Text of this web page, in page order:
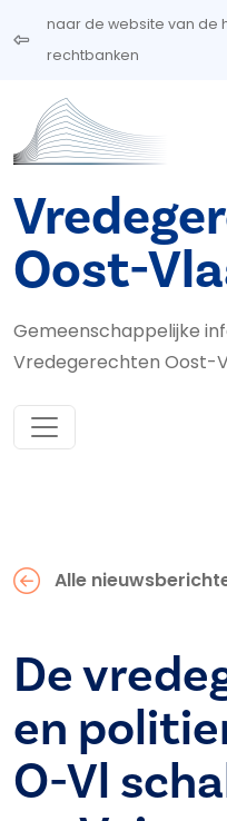
Overslaan en naar de
naar de website van de
rechtbanken
Oost-
Gemeenschappelijke
Vredegerechten Oost-
Alle
De
en
O-Vl